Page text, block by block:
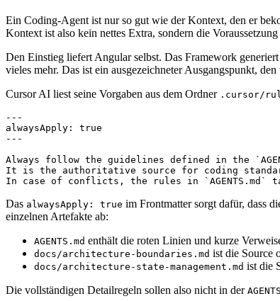
Ein Coding-Agent ist nur so gut wie der Kontext, den er
Kontext ist also kein nettes Extra, sondern die
Den Einstieg liefert Angular selbst. Das Framework
vieles mehr. Das ist ein ausgezeichneter Ausgangspunkt,
Cursor AI liest seine Vorgaben aus dem Ordner .cursor/
---
alwaysApply: true
---
Always follow the guidelines defined in the
It is the authoritative source for coding
In case of conflicts, the rules in `AGENTS.md`
Das alwaysApply: true im Frontmatter sorgt dafür, dass
einzelnen Artefakte ab:
AGENTS.md enthält die roten Linien und kurze
docs/architecture-boundaries.md ist die Source
docs/architecture-state-management.md ist die
Die vollständigen Detailregeln sollen also nicht in der